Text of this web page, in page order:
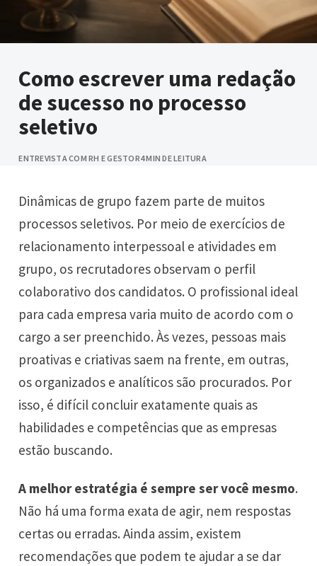
Como escrever uma redação
de sucesso no processo
seletivo
ENTREVISTA COM RH E GESTOR4 MIN DE LEITURA
Dinâmicas de grupo fazem parte de muitos
processos seletivos. Por meio de exercícios de
relacionamento interpessoal e atividades em
grupo, os recrutadores observam o perfil
colaborativo dos candidatos. O profissional ideal
para cada empresa varia muito de acordo com o
cargo a ser preenchido. Às vezes, pessoas mais
proativas e criativas saem na frente, em outras,
os organizados e analíticos são procurados. Por
isso, é difícil concluir exatamente quais as
habilidades e competências que as empresas
estão buscando.
A melhor estratégia é sempre ser você mesmo.
Não há uma forma exata de agir, nem respostas
certas ou erradas. Ainda assim, existem
recomendações que podem te ajudar a se dar